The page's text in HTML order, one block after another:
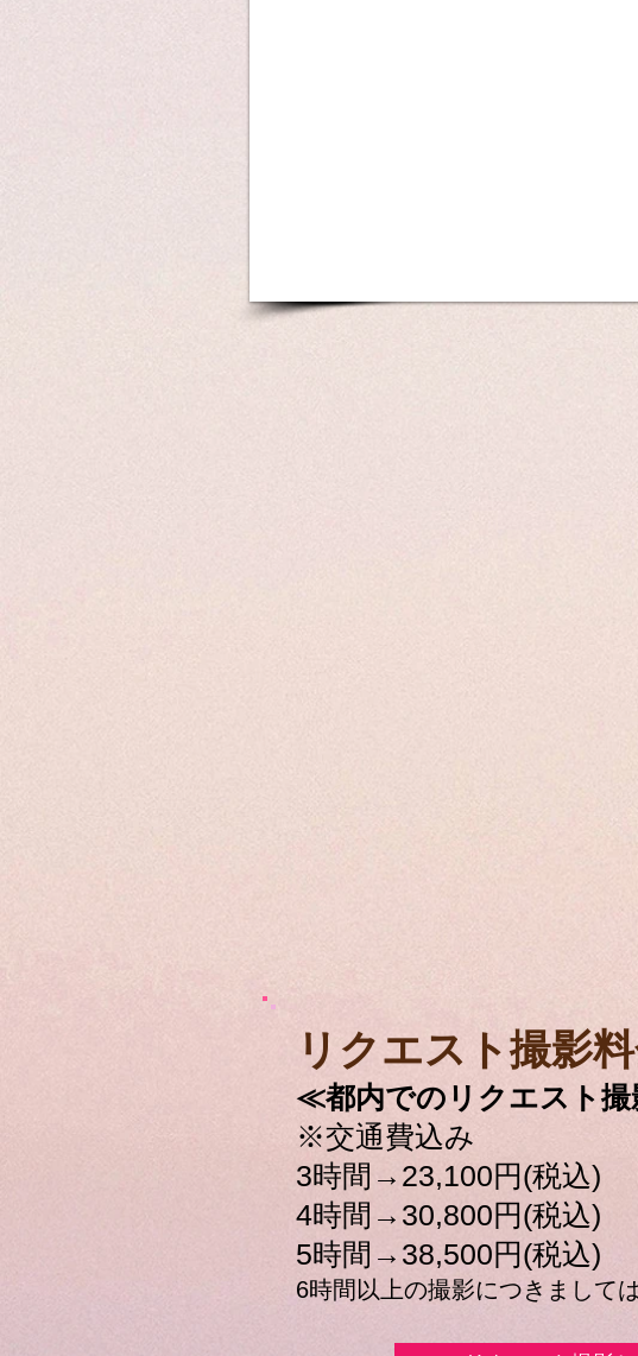
リクエスト撮影
≪都内でのリクエスト
※交通費込み
3時間→23,100円(税込)
4時間→30,800円(税込)
5時間→38,500円(税込)
6時間以上の撮影につきまして